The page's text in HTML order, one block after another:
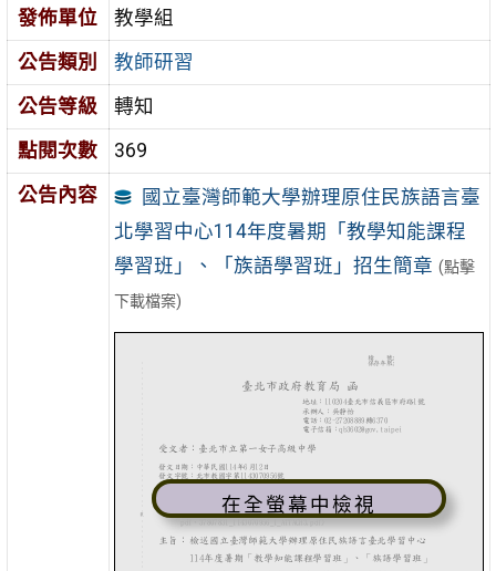
發佈單位
教學組
公告類別
教師研習
公告等級
轉知
點閱次數
369
公告內容
國立臺灣師範大學辦理原住民族語言臺
北學習中心114年度暑期「教學知能課程
學習班」、「族語學習班」招生簡章 (點擊
下載檔案)
在全螢幕中檢視